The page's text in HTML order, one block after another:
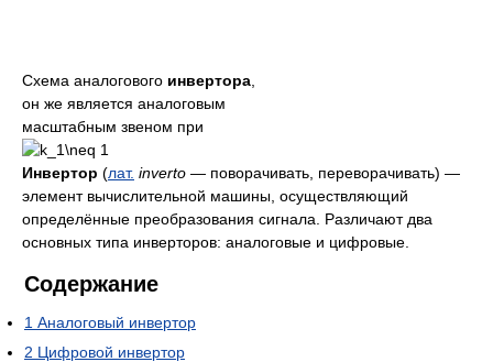
Схема аналогового инвертора
он же является аналоговым
масштабным звеном при
Инвертор (лат. inverto — поворачивать, переворачивать) —
элемент вычислительной машины, осуществляющий
определённые преобразования сигнала. Различают два
основных типа инверторов: аналоговые и цифровые.
Содержание
1 Аналоговый инвертор
2 Цифровой инвертор